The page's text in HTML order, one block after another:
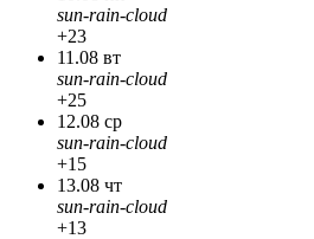
sun-rain-cloud
+23
11.08 вт
sun-rain-cloud
+25
12.08 ср
sun-rain-cloud
+15
13.08 чт
sun-rain-cloud
+13